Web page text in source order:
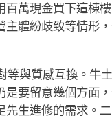
萬現金買下這棟
體紛歧致等情形
等與質感互換。
要留意幾個方面
生進修的需求。